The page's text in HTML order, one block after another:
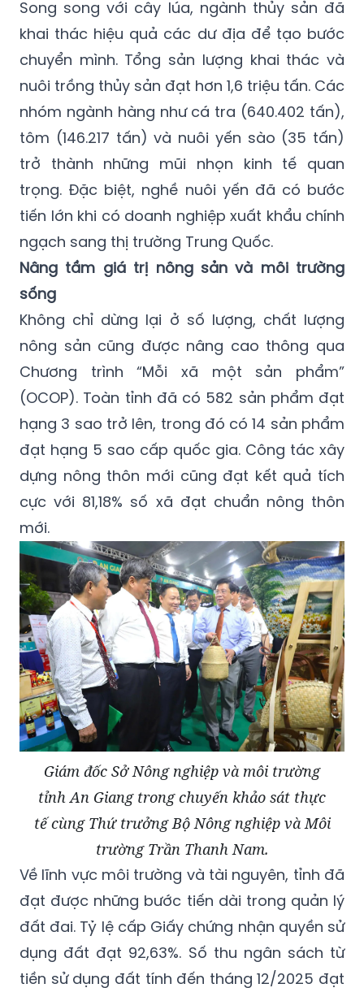
Song song với cây lúa, ngành thủy sản đã
khai thác hiệu quả các dư địa để tạo bước
chuyển mình. Tổng sản lượng khai thác và
nuôi trồng thủy sản đạt hơn 1,6 triệu tấn. Các
nhóm ngành hàng như cá tra (640.402 tấn),
tôm (146.217 tấn) và nuôi yến sào (35 tấn)
trở thành những mũi nhọn kinh tế quan
trọng. Đặc biệt, nghề nuôi yến đã có bước
tiến lớn khi có doanh nghiệp xuất khẩu chính
ngạch sang thị trường Trung Quốc.
Nâng tầm giá trị nông sản và môi trường
sống
Không chỉ dừng lại ở số lượng, chất lượng
nông sản cũng được nâng cao thông qua
Chương trình “Mỗi xã một sản phẩm”
(OCOP). Toàn tỉnh đã có 582 sản phẩm đạt
hạng 3 sao trở lên, trong đó có 14 sản phẩm
đạt hạng 5 sao cấp quốc gia. Công tác xây
dựng nông thôn mới cũng đạt kết quả tích
cực với 81,18% số xã đạt chuẩn nông thôn
mới.
Giám đốc Sở Nông nghiệp và môi trường
tỉnh An Giang trong chuyến khảo sát thực
tế cùng Thứ trưởng Bộ Nông nghiệp và Môi
trường Trần Thanh Nam.
Về lĩnh vực môi trường và tài nguyên, tỉnh đã
đạt được những bước tiến dài trong quản lý
đất đai. Tỷ lệ cấp Giấy chứng nhận quyền sử
dụng đất đạt 92,63%. Số thu ngân sách từ
tiền sử dụng đất tính đến tháng 12/2025 đạt